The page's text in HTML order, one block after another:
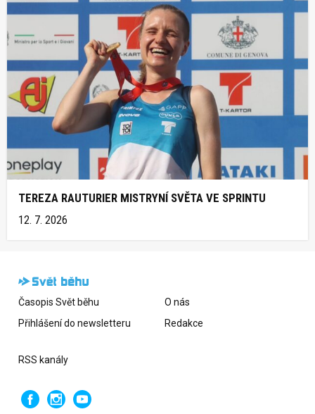
TEREZA RAUTURIER MISTRYNÍ SVĚTA VE SPRINTU
12. 7. 2026
Časopis Svět běhu
Přihlášení do newsletteru
O nás
Redakce
RSS kanály